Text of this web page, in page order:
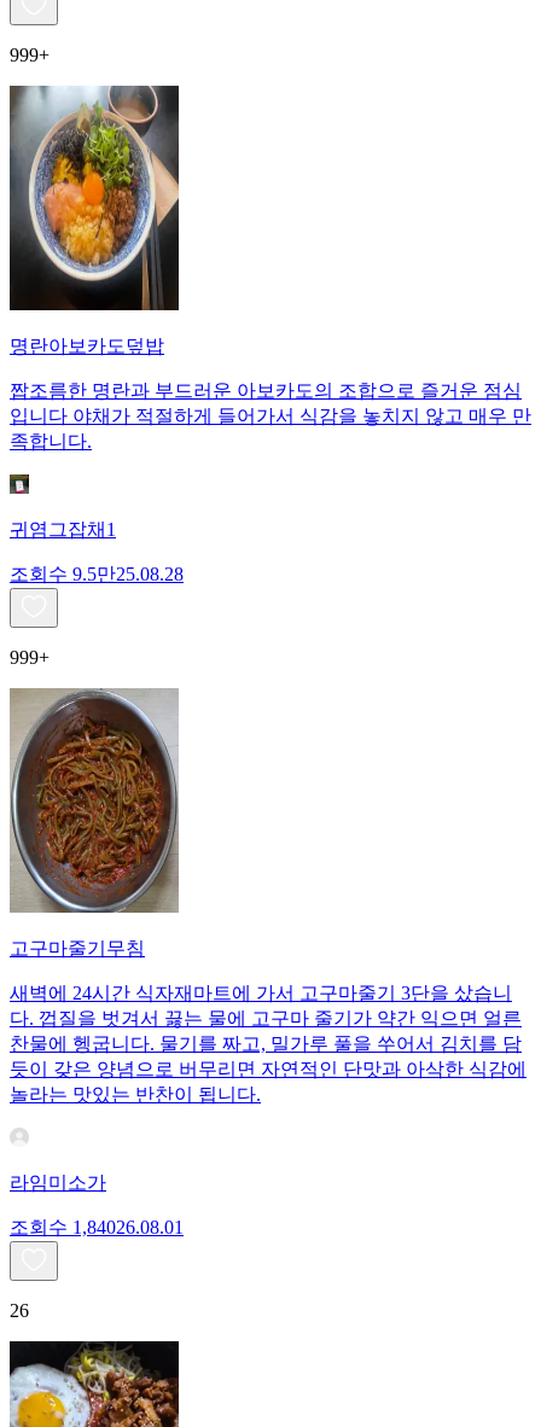
999+
명란아보카도덮밥
짭조름한 명란과 부드러운 아보카도의 조합으로 즐거운 점심
입니다 야채가 적절하게 들어가서 식감을 놓치지 않고 매우 만
족합니다.
귀염그잡채1
조회수 9.5만25.08.28
999+
고구마줄기무침
새벽에 24시간 식자재마트에 가서 고구마줄기 3단을 샀습니
다. 껍질을 벗겨서 끓는 물에 고구마 줄기가 약간 익으면 얼른
찬물에 헹굽니다. 물기를 짜고, 밀가루 풀을 쑤어서 김치를 담
듯이 갖은 양념으로 버무리면 자연적인 단맛과 아삭한 식감에
놀라는 맛있는 반찬이 됩니다.
라임미소가
조회수 1,84026.08.01
26